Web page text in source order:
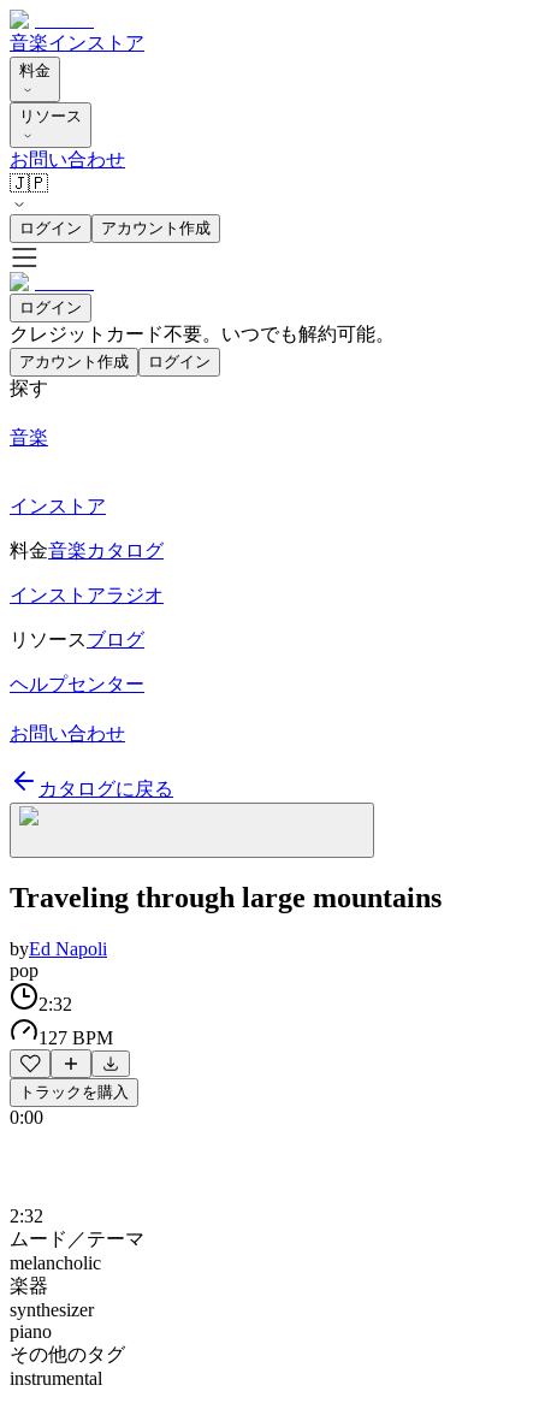
音楽インストア
料金
リソース
お問い合わせ
🇯🇵
ログイン アカウント作成
ログイン
クレジットカード不要。いつでも解約可能。
アカウント作成 ログイン
探す
音楽
インストア
料金音楽カタログ
インストアラジオ
リソースブログ
ヘルプセンター
お問い合わせ
カタログに戻る
Traveling through large mountains
byEd Napoli
pop
2:32
127 BPM
トラックを購入
0:00
2:32
ムード／テーマ
melancholic
楽器
synthesizer
piano
その他のタグ
instrumental